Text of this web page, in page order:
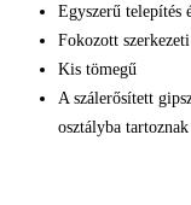
Egyszerű telepítés
Fokozott
Kis tömegű
A szálerősített
osztályba tartoznak